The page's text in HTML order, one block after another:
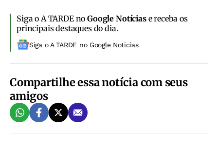
Siga o A TARDE noGoogle Notíciase receba os
principais destaques do dia.
Siga o A TARDE no Google Noticias
Compartilhe essa notícia com seus
amigos